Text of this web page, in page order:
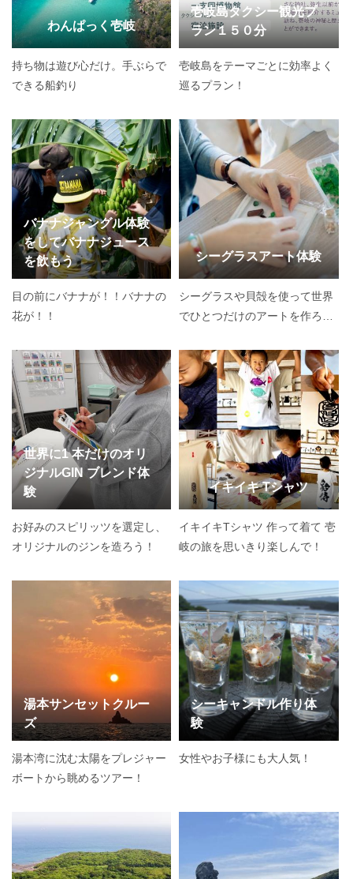
わんぱっく壱岐
持ち物は遊び心だけ。手ぶらで
できる船釣り
壱岐島タクシー観光プ
ラン１５０分
壱岐島をテーマごとに効率よく
巡るプラン！
バナナジャングル体験
をしてバナナジュース
を飲もう
目の前にバナナが！！バナナの
花が！！
シーグラスアート体験
シーグラスや貝殻を使って世界
でひとつだけのアートを作ろ
世界に1 本だけのオリ
ジナルGIN ブレンド体
験
お好みのスピリッツを選定し、
オリジナルのジンを造ろう！
イキイキ Tシャツ
イキイキTシャツ 作って着て 壱
岐の旅を思いきり楽しんで！
湯本サンセットクルー
ズ
湯本湾に沈む太陽をプレジャー
ボートから眺めるツアー！
シーキャンドル作り体
験
女性やお子様にも大人気！